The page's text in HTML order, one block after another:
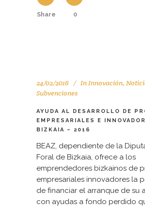
Share 0
24/02/2016 InInnovación,
Subvenciones
AYUDA AL DESARROLLO DE
EMPRESARIALES E
BIZKAIA – 2016
BEAZ, dependiente de la
Foral de Bizkaia, ofrece a los
emprendedores bizkainos de
empresariales innovadores la
de financiar el arranque de su
con ayudas a fondo perdido